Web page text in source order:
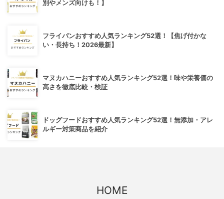
別やメンズ向けも！】
フライパンおすすめ人気ランキング52選！【焦げ付かな
い・長持ち！2026最新】
マヌカハニーおすすめ人気ランキング52選！味や栄養価の
高さを徹底比較・検証
ドッグフードおすすめ人気ランキング52選！無添加・アレ
ルギー対策商品を紹介
HOME